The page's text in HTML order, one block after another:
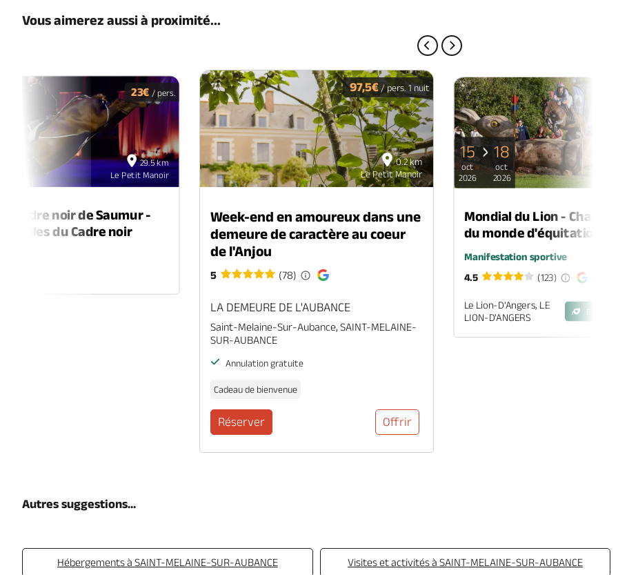
Vous aimerez aussi à proximité...
29.5 km
Le Petit Manoir
23€ / pers.
Cadre noir de Saumur -
du Cadre noir
0.2 km
Le Petit Manoir
97,5€ / pers. 1 nuit
Week-end en amoureux dans une
demeure de caractère au coeur
de l'Anjou
5 (78)
LA DEMEURE DE L'AUBANCE
Saint-Melaine-Sur-Aubance, SAINT-MELAINE-
SUR-AUBANCE
Annulation gratuite
Cadeau de bienvenue
Réserver Offrir
15
oct
2026
18
oct
2026
Mondial du Lion -
du monde d'équitation
Manifestation sportive
4.5
(123)
Le Lion-D'Angers, LE
LION-D'ANGERS
Eco-
Autres suggestions...
Hébergements à SAINT-MELAINE-SUR-AUBANCE Visites et activités à SAINT-MELAINE-SUR-AUBANCE